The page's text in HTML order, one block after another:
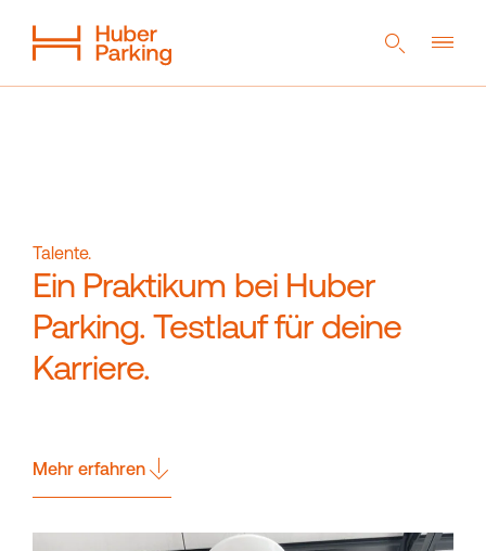
Magazin Kontakt
Talente.
Ein Praktikum bei Huber
Parking. Testlauf für deine
Karriere.
Mehr erfahren